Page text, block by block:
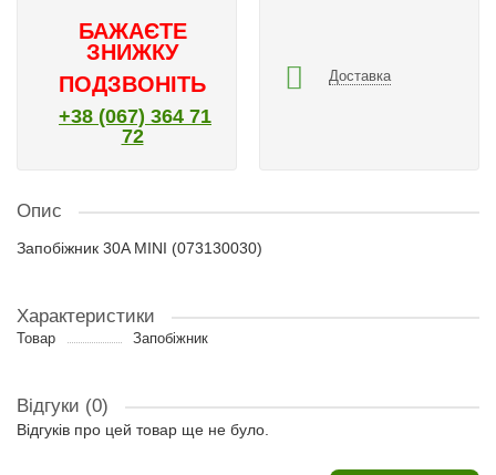
БАЖАЄТЕ
ЗНИЖКУ
ПОДЗВОНІТЬ
+38 (067) 364 71
72
Доставка
Опис
Запобіжник 30A MINI (073130030)
Характеристики
Товар Запобіжник
Відгуки (0)
Відгуків про цей товар ще не було.